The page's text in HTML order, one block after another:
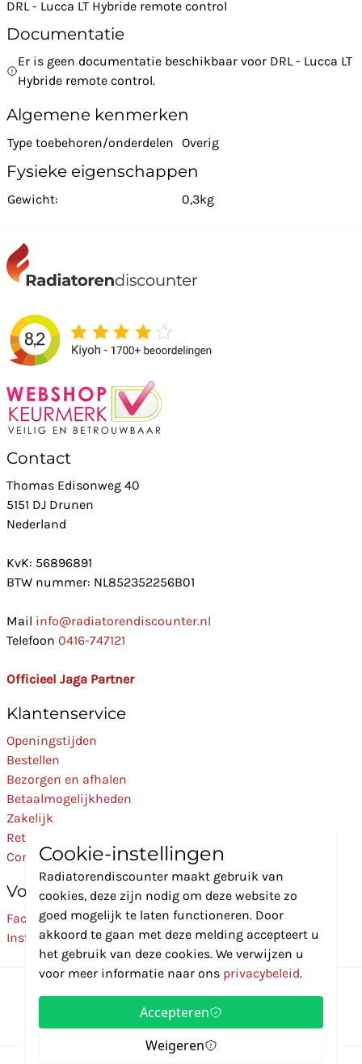
DRL - Lucca LT Hybride remote control
Documentatie
Er is geen documentatie beschikbaar voor DRL - Lucca LT
Hybride remote control.
Algemene kenmerken
Type toebehoren/onderdelen Overig
Fysieke eigenschappen
Gewicht: 0,3kg
Contact
Thomas Edisonweg 40
5151 DJ Drunen
Nederland
KvK: 56896891
BTW nummer: NL852352256B01
Mail info@radiatorendiscounter.nl
Telefoon 0416-747121
Officieel Jaga Partner
Klantenservice
Openingstijden
Bestellen
Bezorgen en afhalen
Betaalmogelijkheden
Zakelijk
Retourneren
Contact
Volg Ons
Facebook
Instagram
Cookie-instellingen
Radiatorendiscounter maakt gebruik van
cookies, deze zijn nodig om deze website zo
goed mogelijk te laten functioneren. Door
akkoord te gaan met deze melding accepteert u
het gebruik van deze cookies. We verwijzen u
voor meer informatie naar ons privacybeleid.
Accepteren
Weigeren